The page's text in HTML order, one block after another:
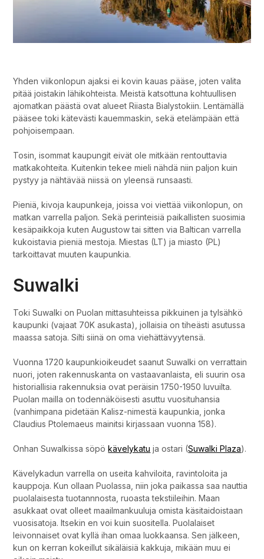
Yhden viikonlopun ajaksi ei kovin kauas pääse, joten valita
pitää joistakin lähikohteista. Meistä katsottuna kohtuullisen
ajomatkan päästä ovat alueet Riiasta Bialystokiin. Lentämällä
pääsee toki kätevästi kauemmaskin, sekä etelämpään että
pohjoisempaan.
Tosin, isommat kaupungit eivät ole mitkään rentouttavia
matkakohteita. Kuitenkin tekee mieli nähdä niin paljon kuin
pystyy ja nähtävää niissä on yleensä runsaasti.
Pieniä, kivoja kaupunkeja, joissa voi viettää viikonlopun, on
matkan varrella paljon. Sekä perinteisiä paikallisten suosimia
kesäpaikkoja kuten Augustow tai sitten via Baltican varrella
kukoistavia pieniä mestoja. Miestas (LT) ja miasto (PL)
tarkoittavat muuten kaupunkia.
Suwalki
Toki Suwalki on Puolan mittasuhteissa pikkuinen ja tylsähkö
kaupunki (vajaat 70K asukasta), jollaisia on tiheästi asutussa
maassa satoja. Silti siinä on oma viehättävyytensä.
Vuonna 1720 kaupunkioikeudet saanut Suwalki on verrattain
nuori, joten rakennuskanta on vastaavanlaista, eli suurin osa
historiallisia rakennuksia ovat peräisin 1750-1950 luvuilta.
Puolan mailla on todennäköisesti asuttu vuosituhansia
(vanhimpana pidetään Kalisz-nimestä kaupunkia, jonka
Claudius Ptolemaeus mainitsi kirjassaan vuonna 158).
Onhan Suwalkissa söpökävelykatu ja ostari (Suwalki Plaza).
Kävelykadun varrella on useita kahviloita, ravintoloita ja
kauppoja. Kun ollaan Puolassa, niin joka paikassa saa nauttia
puolalaisesta tuotannnosta, ruoasta tekstiileihin. Maan
asukkaat ovat olleet maailmankuuluja omista käsitaidoistaan
vuosisatoja. Itsekin en voi kuin suositella. Puolalaiset
leivonnaiset ovat kyllä ihan omaa luokkaansa. Sen jälkeen,
kun on kerran kokeillut sikäläisiä kakkuja, mikään muu ei